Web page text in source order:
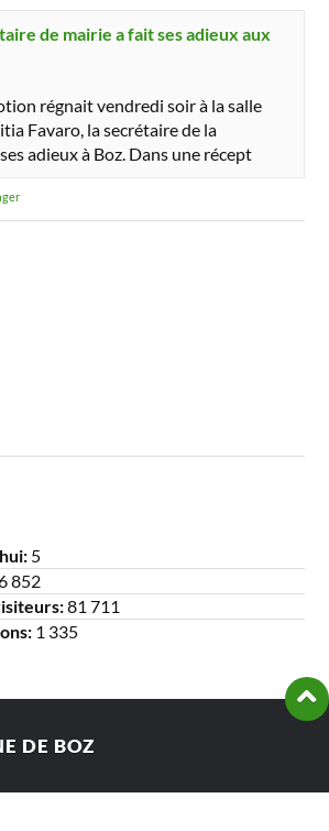
de mairie a fait ses adieux aux
régnait vendredi soir à la salle
Favaro, la secrétaire de la
adieux à Boz. Dans une récept
5
852
81 711
1 335
DE BOZ